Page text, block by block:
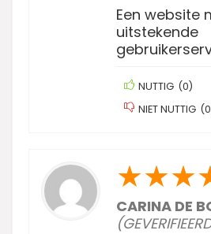
Een website
uitstekende
NUTTIG (0)
NIET NUTTIG (0
★★★
CARINA DE